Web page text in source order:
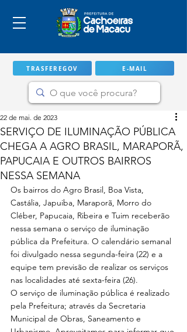
TRASFEREGOV E-MAIL
IMPORTANTE
SERVIÇO DE ILUMINAÇÃO PÚBLICA
CHEGA A AGRO BRASIL, MARAPORÃ,
PAPUCAIA E OUTROS BAIRROS
NESSA SEMANA
22 de mai. de 2023
Os bairros do Agro Brasil, Boa Vista,
Castália, Japuiba, Maraporã, Morro do
Cléber, Papucaia, Ribeira e Tuim receberão
nessa semana o serviço de iluminação
pública da Prefeitura. O calendário semanal
foi divulgado nessa segunda-feira (22) e a
equipe tem previsão de realizar os serviços
nas localidades até sexta-feira (26).
O serviço de iluminação pública é realizado
pela Prefeitura; através da Secretaria
Municipal de Obras, Saneamento e